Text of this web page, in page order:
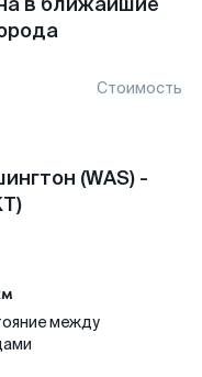
Стоимость
(WAS) -
между